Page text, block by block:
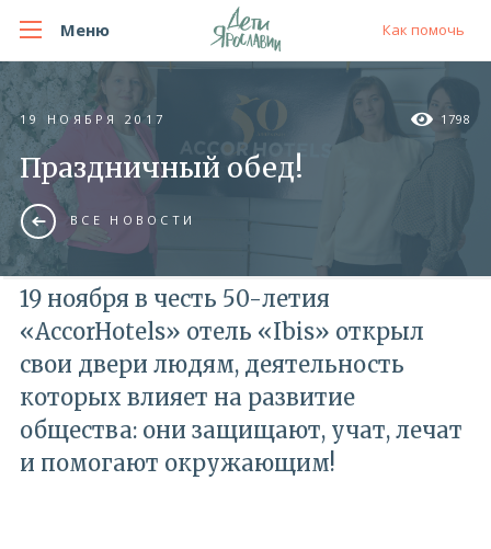
Меню Как помочь
19 НОЯБРЯ 2017 1798
Праздничный обед!
ВСЕ НОВОСТИ
19 ноября в честь 50-летия
«AccorHotels» отель «Ibis» открыл
свои двери людям, деятельность
которых влияет на развитие
общества: они защищают, учат, лечат
и помогают окружающим!